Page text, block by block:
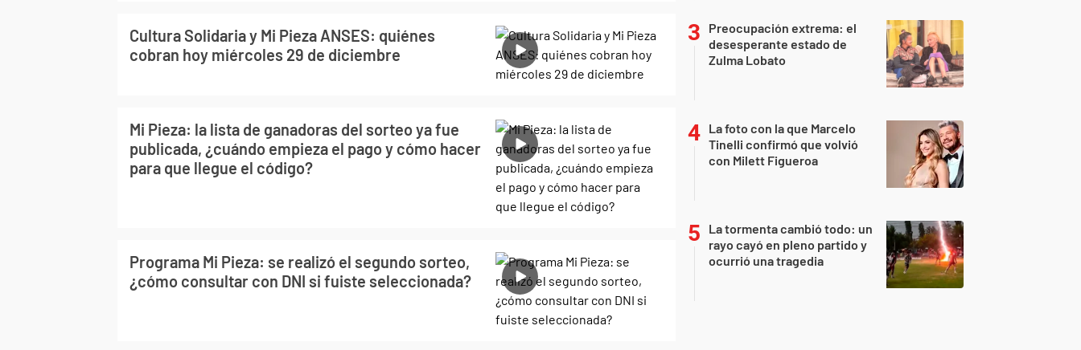
Cultura Solidaria y Mi Pieza ANSES: quiénes
cobran hoy miércoles 29 de diciembre
Mi Pieza: la lista de ganadoras del sorteo ya fue
publicada, ¿cuándo empieza el pago y cómo hacer
para que llegue el código?
Programa Mi Pieza: se realizó el segundo sorteo,
¿cómo consultar con DNI si fuiste seleccionada?
Preocupación extrema: el
desesperante estado de
Zulma Lobato
La foto con la que Marcelo
Tinelli confirmó que volvió
con Milett Figueroa
La tormenta cambió todo: un
rayo cayó en pleno partido y
ocurrió una tragedia